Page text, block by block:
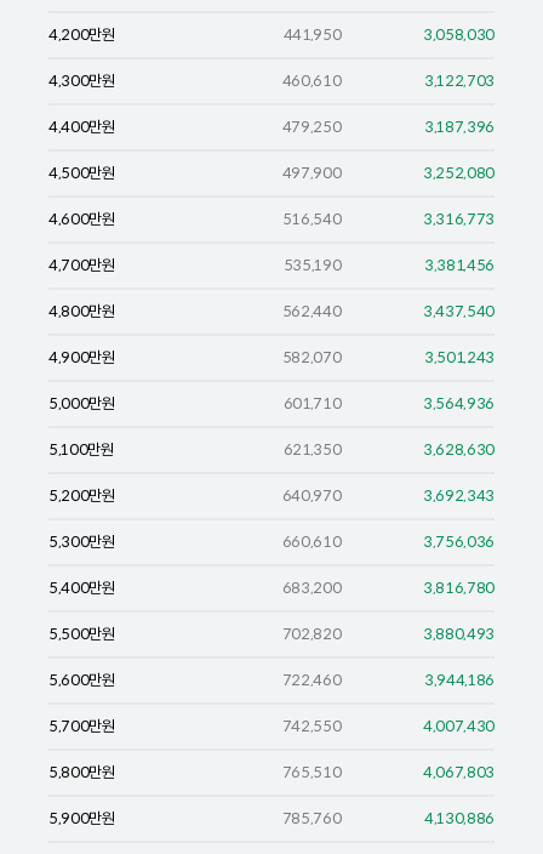
4,200만원 441,950 3,058,030
4,300만원 460,610 3,122,703
4,400만원 479,250 3,187,396
4,500만원 497,900 3,252,080
4,600만원 516,540 3,316,773
4,700만원 535,190 3,381,456
4,800만원 562,440 3,437,540
4,900만원 582,070 3,501,243
5,000만원 601,710 3,564,936
5,100만원 621,350 3,628,630
5,200만원 640,970 3,692,343
5,300만원 660,610 3,756,036
5,400만원 683,200 3,816,780
5,500만원 702,820 3,880,493
5,600만원 722,460 3,944,186
5,700만원 742,550 4,007,430
5,800만원 765,510 4,067,803
5,900만원 785,760 4,130,886